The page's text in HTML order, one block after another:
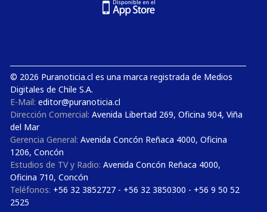
© 2026 Puranoticia.cl es una marca registrada de Medios
Digitales de Chile S.A.
E-Mail: editor@puranoticia.cl
Dirección Comercial: Avenida Libertad 269, Oficina 904, Viña
del Mar
Gerencia General: Avenida Concón Reñaca 4000, Oficina
1206, Concón
Estudios de TV y Radio: Avenida Concón Reñaca 4000,
Oficina 710, Concón
Teléfonos: +56 32 3852727 - +56 32 3850300 - +56 9 50 52
2525